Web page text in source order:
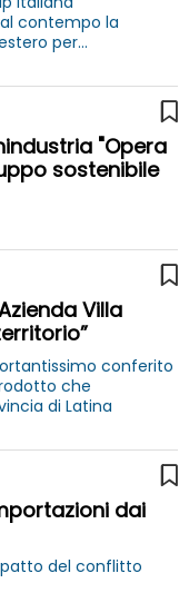
contempo la
per
"Opera
sostenibile
Villa
conferito
che
di Latina
dai
del conflitto